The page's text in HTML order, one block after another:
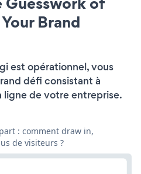
Brand
est opérationnel, vous
défi consistant à
ligne de votre entreprise.
: comment draw in,
de visiteurs ?